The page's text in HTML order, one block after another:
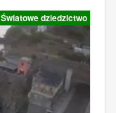
Światowe dziedzictwo